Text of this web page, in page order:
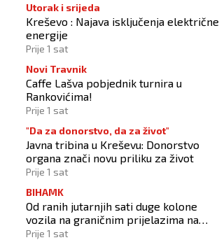
Utorak i srijeda
Kreševo : Najava isključenja električne
energije
Prije 1 sat
Novi Travnik
Caffe Lašva pobjednik turnira u
Rankovićima!
Prije 1 sat
"Da za donorstvo, da za život"
Javna tribina u Kreševu: Donorstvo
organa znači novu priliku za život
Prije 1 sat
BIHAMK
Od ranih jutarnjih sati duge kolone
vozila na graničnim prijelazima na
izlazu iz BiH
Prije 1 sat